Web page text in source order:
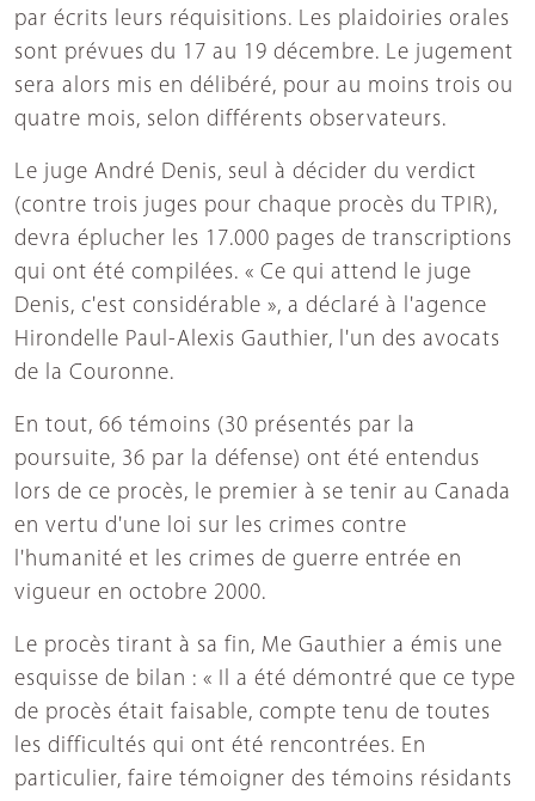
par écrits leurs réquisitions. Les plaidoiries orales
sont prévues du 17 au 19 décembre. Le jugement
sera alors mis en délibéré, pour au moins trois ou
quatre mois, selon différents observateurs.
Le juge André Denis, seul à décider du verdict
(contre trois juges pour chaque procès du TPIR),
devra éplucher les 17.000 pages de transcriptions
qui ont été compilées. « Ce qui attend le juge
Denis, c'est considérable », a déclaré à l'agence
Hirondelle Paul-Alexis Gauthier, l'un des avocats
de la Couronne.
En tout, 66 témoins (30 présentés par la
poursuite, 36 par la défense) ont été entendus
lors de ce procès, le premier à se tenir au Canada
en vertu d'une loi sur les crimes contre
l'humanité et les crimes de guerre entrée en
vigueur en octobre 2000.
Le procès tirant à sa fin, Me Gauthier a émis une
esquisse de bilan : « Il a été démontré que ce type
de procès était faisable, compte tenu de toutes
les difficultés qui ont été rencontrées. En
particulier, faire témoigner des témoins résidants